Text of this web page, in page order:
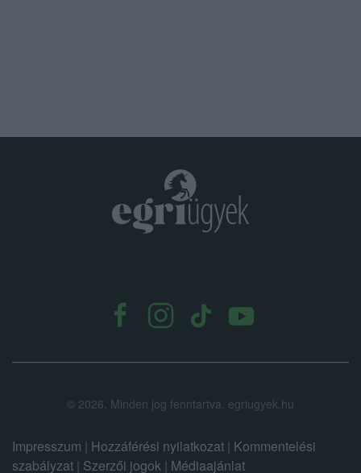
© 2026. Minden jog fenntartva. egriugyek.hu
Impresszum | Hozzáférési nyilatkozat | Kommentelési
szabályzat | Szerzői jogok | Médiaajánlat